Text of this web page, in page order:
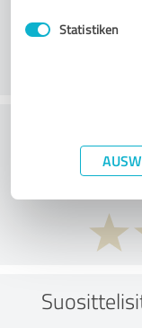
Statistiken
What do